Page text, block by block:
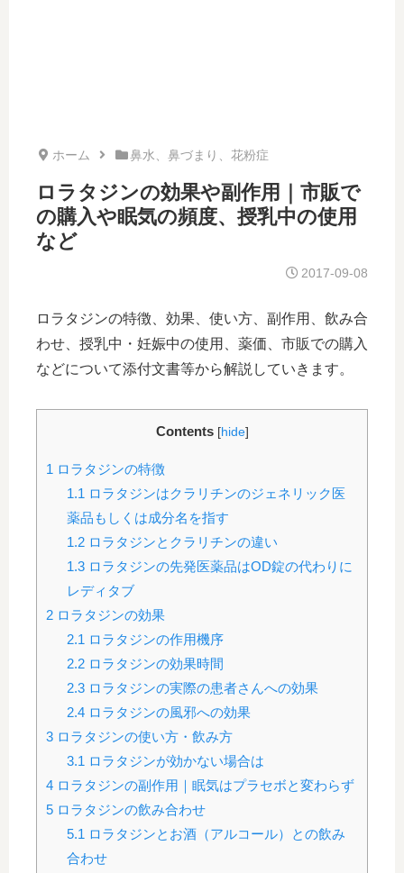
ホーム 鼻水、鼻づまり、花粉症
ロラタジンの効果や副作用｜市販で
の購入や眠気の頻度、授乳中の使用
など
2017-09-08
ロラタジンの特徴、効果、使い方、副作用、飲み合
わせ、授乳中・妊娠中の使用、薬価、市販での購入
などについて添付文書等から解説していきます。
Contents [hide]
1 ロラタジンの特徴
1.1 ロラタジンはクラリチンのジェネリック医
薬品もしくは成分名を指す
1.2ロラタジンとクラリチンの違い
1.3ロラタジンの先発医薬品はOD錠の代わりに
レディタブ
2 ロラタジンの効果
2.1 ロラタジンの作用機序
2.2ロラタジンの効果時間
2.3ロラタジンの実際の患者さんへの効果
2.4ロラタジンの風邪への効果
3 ロラタジンの使い方・飲み方
3.1 ロラタジンが効かない場合は
4 ロラタジンの副作用｜眠気はプラセボと変わらず
5 ロラタジンの飲み合わせ
5.1 ロラタジンとお酒（アルコール）との飲み
合わせ